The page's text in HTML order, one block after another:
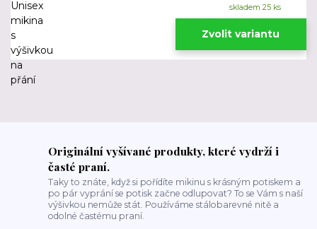
skladem 25 ks
Zvolit variantu
Originální vyšívané produkty, které vydrží i
časté praní.
Taky to znáte, když si pořídíte mikinu s krásným potiskem a
po pár vyprání se potisk začne odlupovat? To se Vám s naší
výšivkou nemůže stát. Používáme stálobarevné nitě a
odolné častému praní.